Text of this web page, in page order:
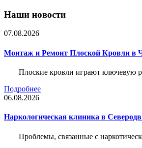
Наши новости
07.08.2026
Монтаж и Ремонт Плоской Кровли в
Плоские кровли играют ключевую
Подробнее
06.08.2026
Наркологическая клиника в
Проблемы, связанные с